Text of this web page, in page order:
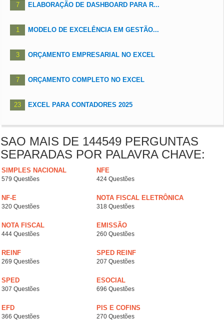
7 ELABORAÇÃO DE DASHBOARD PARA R...
1 MODELO DE EXCELÊNCIA EM GESTÃO...
3 ORÇAMENTO EMPRESARIAL NO EXCEL
7 ORÇAMENTO COMPLETO NO EXCEL
23 EXCEL PARA CONTADORES 2025
SAO MAIS DE 144549 PERGUNTAS
SEPARADAS POR PALAVRA CHAVE:
SIMPLES NACIONAL
579 Questões
NFE
424 Questões
NF-E
320 Questões
NOTA FISCAL ELETRÔNICA
318 Questões
NOTA FISCAL
444 Questões
EMISSÃO
260 Questões
REINF
269 Questões
SPED REINF
207 Questões
SPED
307 Questões
ESOCIAL
696 Questões
EFD
366 Questões
PIS E COFINS
270 Questões